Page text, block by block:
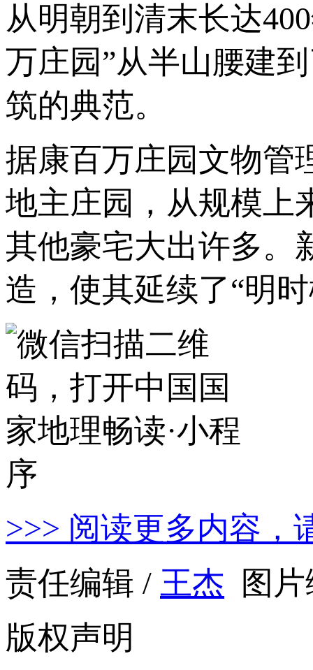
从明朝到清末长达
万庄园”从半山腰建
筑的典范。
据康百万庄园文物管
地主庄园，从规模上
其他豪宅大出许多。
造，使其延续了“明
>>> 阅读更多内容，
责任编辑 / 王杰 图
版权声明